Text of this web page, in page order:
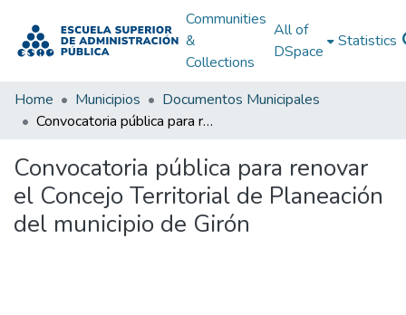
Communities
&
Collections
All of
DSpace
Statistics
Home Municipios
Documentos Municipales
Convocatoria pública para renovar el Concejo Territorial de Planeación del municipio de Girón
Convocatoria pública para renovar
el Concejo Territorial de Planeación
del municipio de Girón